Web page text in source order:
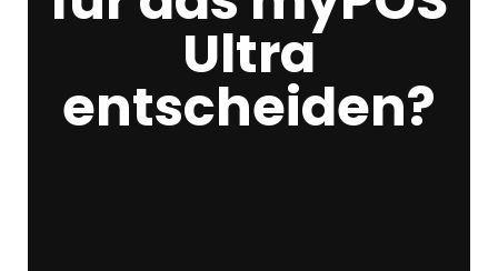
Ultra
entscheiden?